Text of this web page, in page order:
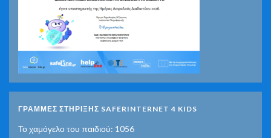
ΓΡΑΜΜΕΣ ΣΤΗΡΙΞΗΣ SAFERINTERNET 4 KIDS
Το χαμόγελο του παιδιού: 1056